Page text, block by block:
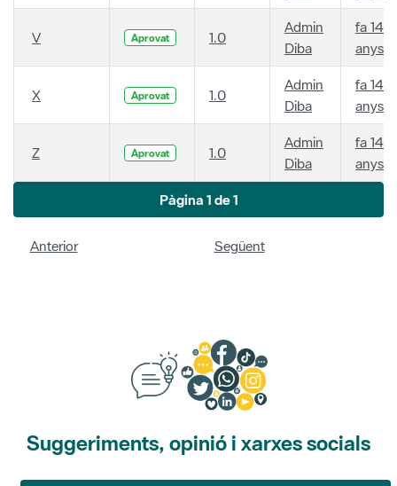
V Aprovat 1.0
Admin
Diba
fa 14
anys
X Aprovat 1.0
Admin
Diba
fa 14
anys
Z Aprovat 1.0
Admin
Diba
fa 14
anys
Pàgina 1 de 1
Anterior Següent
Suggeriments, opinió i xarxes socials